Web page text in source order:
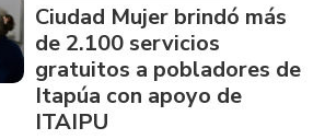
Ciudad Mujer brindó más
de 2.100 servicios
gratuitos a pobladores de
Itapúa con apoyo de
ITAIPU